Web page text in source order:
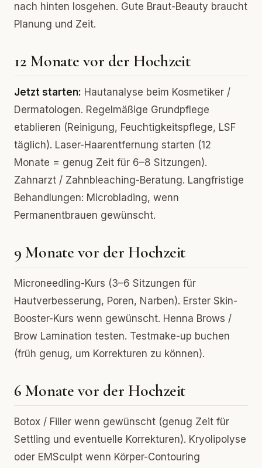
nach hinten losgehen. Gute Braut-Beauty braucht
Planung und Zeit.
12 Monate vor der Hochzeit
Jetzt starten: Hautanalyse beim Kosmetiker /
Dermatologen. Regelmäßige Grundpflege
etablieren (Reinigung, Feuchtigkeitspflege, LSF
täglich). Laser-Haarentfernung starten (12
Monate = genug Zeit für 6–8 Sitzungen).
Zahnarzt / Zahnbleaching-Beratung. Langfristige
Behandlungen: Microblading, wenn
Permanentbrauen gewünscht.
9 Monate vor der Hochzeit
Microneedling-Kurs (3–6 Sitzungen für
Hautverbesserung, Poren, Narben). Erster Skin-
Booster-Kurs wenn gewünscht. Henna Brows /
Brow Lamination testen. Testmake-up buchen
(früh genug, um Korrekturen zu können).
6 Monate vor der Hochzeit
Botox / Filler wenn gewünscht (genug Zeit für
Settling und eventuelle Korrekturen). Kryolipolyse
oder EMSculpt wenn Körper-Contouring